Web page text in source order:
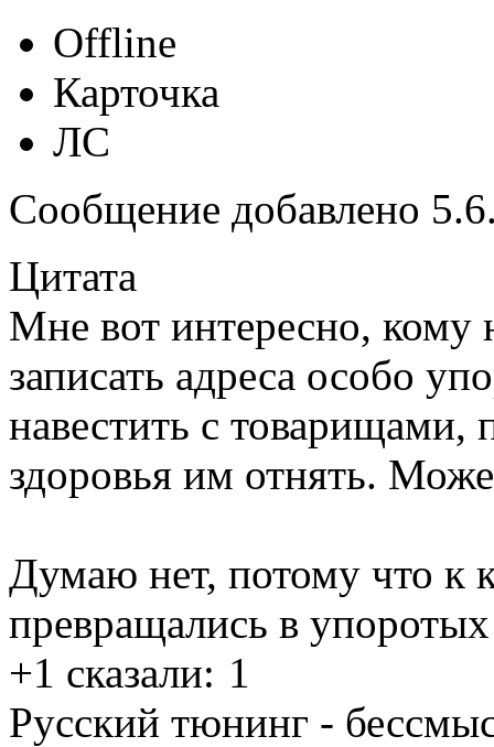
Offline
Карточка
ЛС
Сообщение добавлено
Цитата
Мне вот интересно, кому
записать адреса особо
навестить с
здоровья им отнять.
Думаю нет, потому что к
превращались в
+1 сказали: 1
Русский тюнинг -